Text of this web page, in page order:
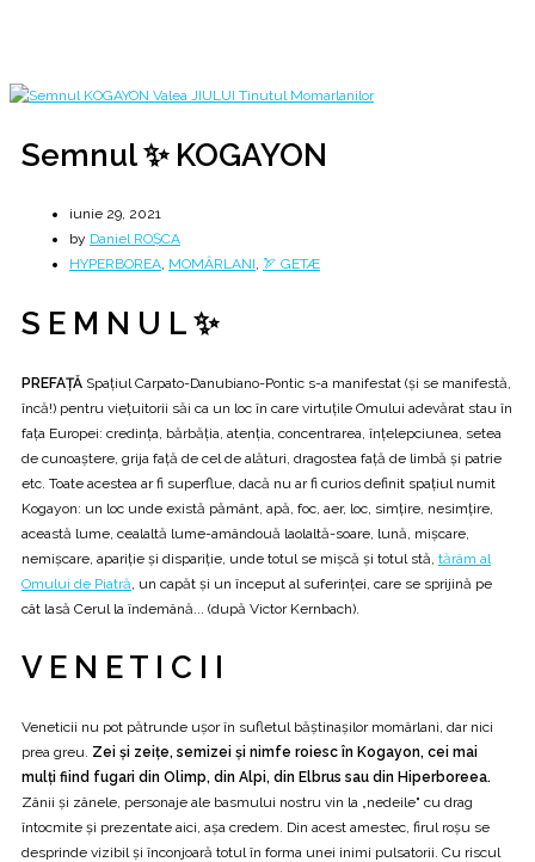
Semnul ✨ KOGAYON
iunie 29, 2021
by Daniel ROȘCA
HYPERBOREA, MOMÂRLANI, 🏹 GETÆ
S E M N U L ✨
PREFAŢĂ Spațiul Carpato-Danubiano-Pontic s-a manifestat (şi se manifestă,
încă!) pentru vieţuitorii săi ca un loc în care virtuțile Omului adevărat stau în
fața Europei: credinţa, bărbăția, atenția, concentrarea, înțelepciunea, setea
de cunoaştere, grija față de cel de alături, dragostea față de limbă şi patrie
etc. Toate acestea ar fi superflue, dacă nu ar fi curios definit spațiul numit
Kogayon: un loc unde există pământ, apă, foc, aer, loc, simțire, nesimțire,
această lume, cealaltă lume-amândouă laolaltă-soare, lună, mişcare,
nemişcare, apariţie şi dispariţie, unde totul se mişcă şi totul stă, tărâm al
Omului de Piatră , un capăt şi un început al suferinței, care se sprijină pe
cât lasă Cerul la îndemână... (după Victor Kernbach).
V E N E T I C I I
Veneticii nu pot pătrunde uşor în sufletul băştinaşilor momârlani, dar nici
prea greu. Zei şi zeiţe, semizei şi nimfe roiesc în Kogayon, cei mai
mulți fiind fugari din Olimp, din Alpi, din Elbrus sau din Hiperboreea.
Zânii şi zânele, personaje ale basmului nostru vin la „nedeile" cu drag
întocmite şi prezentate aici, aşa credem. Din acest amestec, firul roşu se
desprinde vizibil şi înconjoară totul în forma unei inimi pulsatorii. Cu riscul